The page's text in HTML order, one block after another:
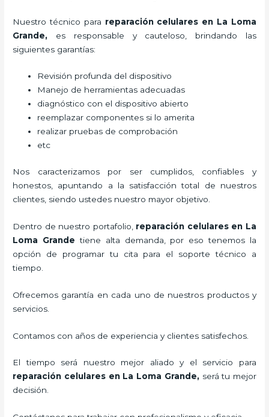
Nuestro técnico para reparación celulares en La Loma
Grande, es responsable y cauteloso, brindando las
siguientes garantías:
Revisión profunda del dispositivo
Manejo de herramientas adecuadas
diagnóstico con el dispositivo abierto
reemplazar componentes si lo amerita
realizar pruebas de comprobación
etc
Nos caracterizamos por ser cumplidos, confiables y
honestos, apuntando a la satisfacción total de nuestros
clientes, siendo ustedes nuestro mayor objetivo.
Dentro de nuestro portafolio, reparación celulares en La
Loma Grande tiene alta demanda, por eso tenemos la
opción de programar tu cita para el soporte técnico a
tiempo.
Ofrecemos garantía en cada uno de nuestros productos y
servicios.
Contamos con años de experiencia y clientes satisfechos.
El tiempo será nuestro mejor aliado y el servicio para
reparación celulares en La Loma Grande, será tu mejor
decisión.